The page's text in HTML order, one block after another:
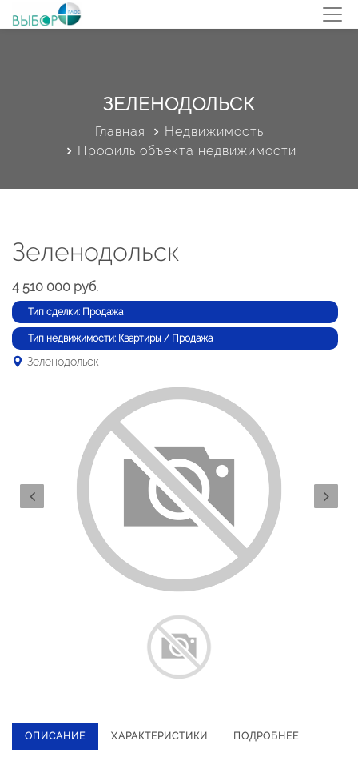
ЗЕЛЕНОДОЛЬСК
Главная
Недвижимость
Профиль объекта недвижимости
Зеленодольск
4 510 000 руб.
Тип сделки: Продажа
Тип недвижимости: Квартиры / Продажа
Зеленодольск
ОПИСАНИЕ ХАРАКТЕРИСТИКИ ПОДРОБНЕЕ